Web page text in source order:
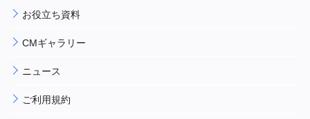
お役立ち資料
CMギャラリー
ニュース
ご利用規約